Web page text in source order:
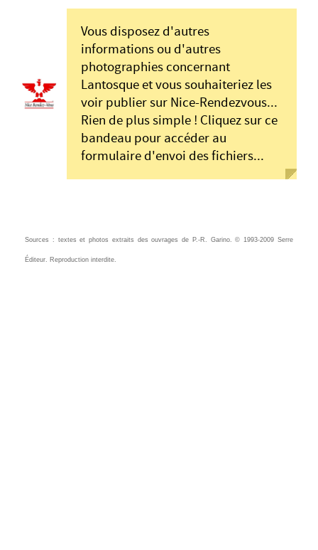
Vous disposez d'autres
informations ou d'autres
photographies concernant
Lantosque et vous souhaiteriez les
voir publier sur Nice-Rendezvous...
Rien de plus simple ! Cliquez sur ce
bandeau pour accéder au
formulaire d'envoi des fichiers...
Sources : textes et photos extraits des ouvrages de P.-R. Garino. © 1993-2009 Serre
Éditeur. Reproduction interdite.